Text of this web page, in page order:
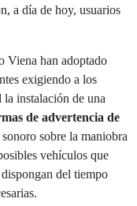
a día de hoy, usuarios
Viena han adoptado
exigiendo a los
la instalación de una
de advertencia de
sobre la maniobra
vehículos que
del tiempo